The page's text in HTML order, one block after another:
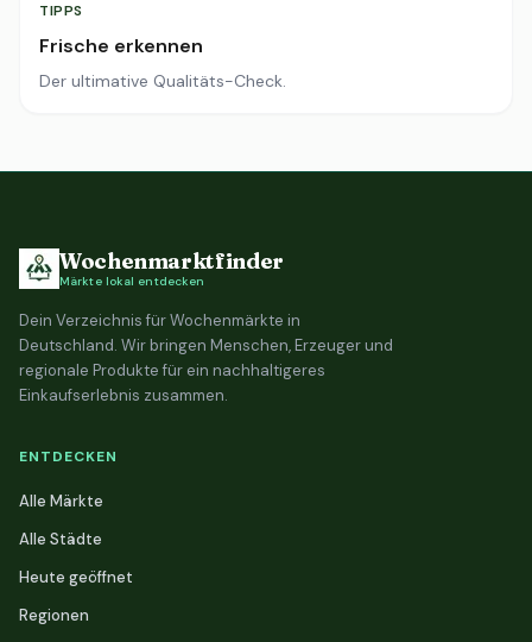
TIPPS
Frische erkennen
Der ultimative Qualitäts-Check.
Wochenmarktfinder
Märkte lokal entdecken
Dein Verzeichnis für Wochenmärkte in
Deutschland. Wir bringen Menschen, Erzeuger und
regionale Produkte für ein nachhaltigeres
Einkaufserlebnis zusammen.
ENTDECKEN
Alle Märkte
Alle Städte
Heute geöffnet
Regionen